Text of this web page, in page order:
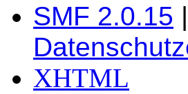
SMF 2.0.15 |
XHTML